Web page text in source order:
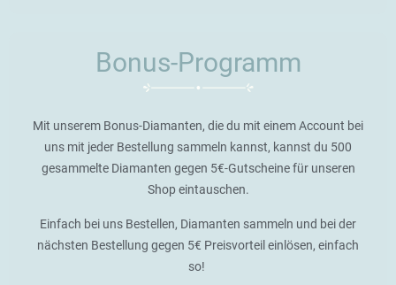
Bonus-Programm
Mit unserem Bonus-Diamanten, die du mit einem Account bei
uns mit jeder Bestellung sammeln kannst, kannst du 500
gesammelte Diamanten gegen 5€-Gutscheine für unseren
Shop eintauschen.
Einfach bei uns Bestellen, Diamanten sammeln und bei der
nächsten Bestellung gegen 5€ Preisvorteil einlösen, einfach
so!